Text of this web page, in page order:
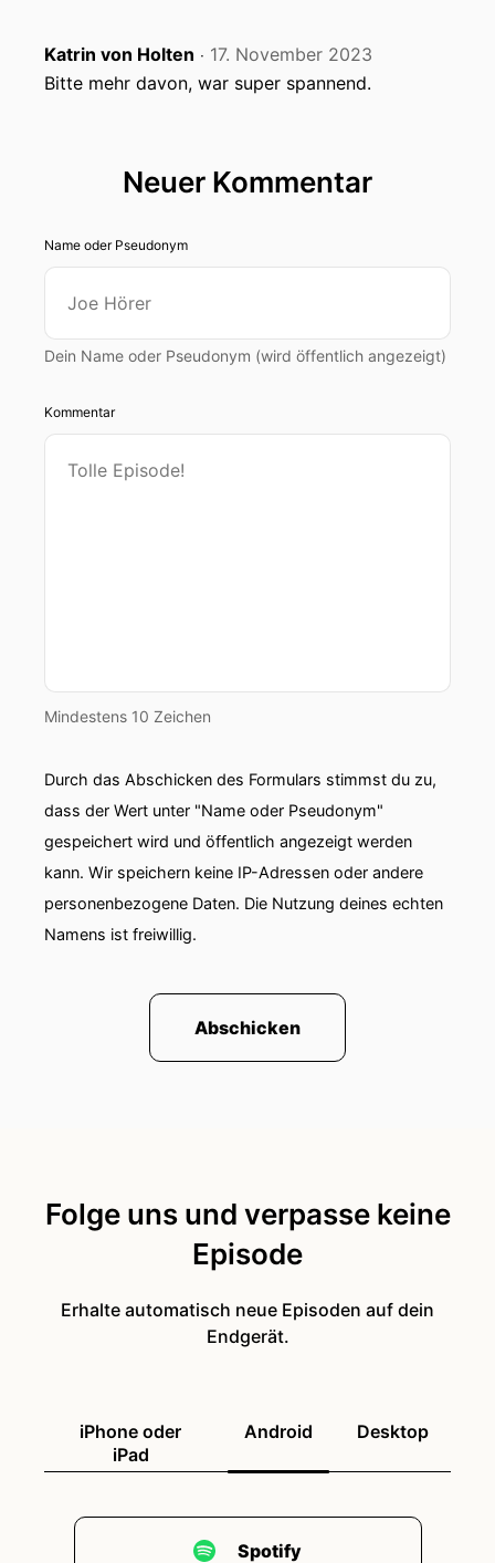
Katrin von Holten ‧ 17. November 2023
Bitte mehr davon, war super spannend.
Neuer Kommentar
Name oder Pseudonym
Dein Name oder Pseudonym (wird öffentlich angezeigt)
Kommentar
Mindestens 10 Zeichen
Durch das Abschicken des Formulars stimmst du zu,
dass der Wert unter "Name oder Pseudonym"
gespeichert wird und öffentlich angezeigt werden
kann. Wir speichern keine IP-Adressen oder andere
personenbezogene Daten. Die Nutzung deines echten
Namens ist freiwillig.
Abschicken
Folge uns und verpasse keine
Episode
Erhalte automatisch neue Episoden auf dein
Endgerät.
iPhone oder
iPad
Android Desktop
Spotify